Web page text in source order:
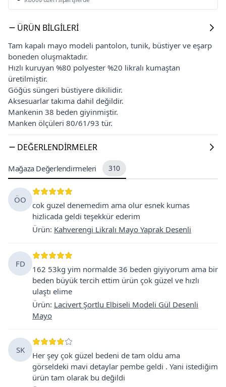
ÜRÜN BILGILERI
Tam kapalı mayo modeli pantolon, tunik, büstiyer ve eşarp
boneden oluşmaktadır.
Hızlı kuruyan %80 polyester %20 likralı kumaştan
üretilmiştir.
Göğüs süngeri büstiyere dikilidir.
Aksesuarlar takıma dahil değildir.
Mankenin 38 beden giyinmiştir.
Manken ölçüleri 80/61/93 tür.
DEĞERLENDIRMELER
Mağaza Değerlendirmeleri 310
ÖO
cok guzel denemedim ama olur esnek kumas
hizlicada geldi teşekkür ederim
Ürün: Kahverengi Likralı Mayo Yaprak Desenli
FD
162 53kg yim normalde 36 beden giyiyorum ama bir
beden büyük tercih ettim ürün çok güzel ve hızlı
ulaştı elime
Ürün: Lacivert Şortlu Elbiseli Modeli Gül Desenli
Mayo
SK
Her şey çok güzel bedeni de tam oldu ama
görseldeki mavi detaylar pembe geldi . Yani istediğim
ürün tam olarak bu değildi